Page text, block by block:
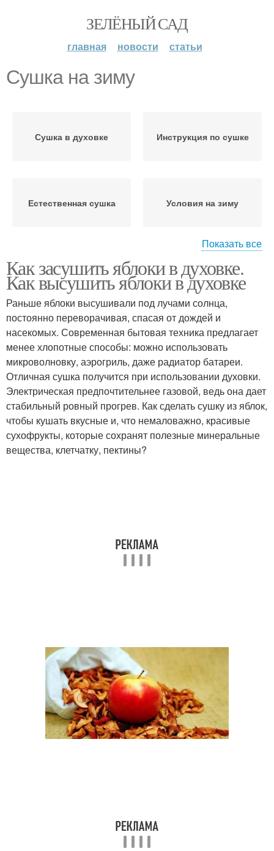
ЗЕЛЁНЫЙ САД
главная новости статьи
Сушка на зиму
Сушка в духовке Инструкция по сушке
Естественная сушка Условия на зиму
Яблоки на зиму Воздух на зиму
Шиповник для сушки Груши на зиму
Сушка в домашних
условиях
Ягоды к сушке
Показать все
Как засушить яблоки в духовке.
Как высушить яблоки в духовке
Раньше яблоки высушивали под лучами солнца,
постоянно переворачивая, спасая от дождей и
насекомых. Современная бытовая техника предлагает
менее хлопотные способы: можно использовать
микроволновку, аэрогриль, даже радиатор батареи.
Отличная сушка получится при использовании духовки.
Электрическая предпочтительнее газовой, ведь она дает
стабильный ровный прогрев. Как сделать сушку из яблок,
чтобы кушать вкусные и, что немаловажно, красивые
сухофрукты, которые сохранят полезные минеральные
вещества, клетчатку, пектины?